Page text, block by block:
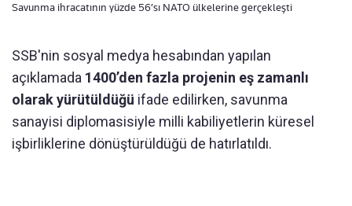
Savunma ihracatının yüzde 56’sı NATO ülkelerine gerçekleşti
SSB'nin sosyal medya hesabından yapılan
açıklamada 1400’den fazla projenin eş zamanlı
olarak yürütüldüğü ifade edilirken, savunma
sanayisi diplomasisiyle milli kabiliyetlerin küresel
işbirliklerine dönüştürüldüğü de hatırlatıldı.